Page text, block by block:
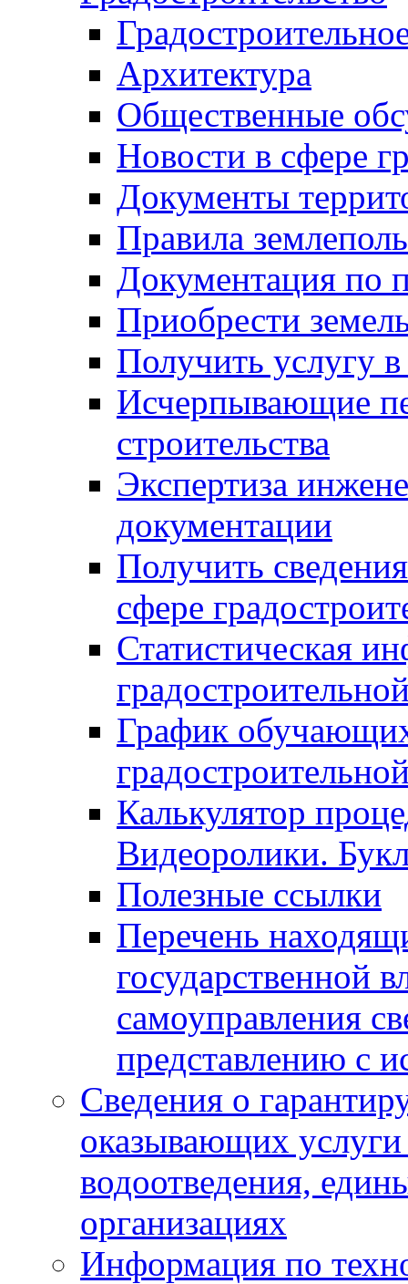
Архитектура
Общественные
Новости в сфере
Документы
Правила
Документация по
Приобрести
Получить услугу в
Исчерпывающие
строительства
Экспертиза
документации
Получить
сфере
Статистическая
График
Калькулятор
Видеоролики.
Полезные ссылки
Перечень
государственной
самоуправления
представлению с
Сведения о
оказывающих
водоотведения,
организациях
Информация по